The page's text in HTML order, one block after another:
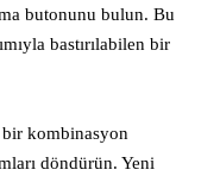
butonunu bulun. Bu
bastırılabilen bir
bir kombinasyon
döndürün. Yeni